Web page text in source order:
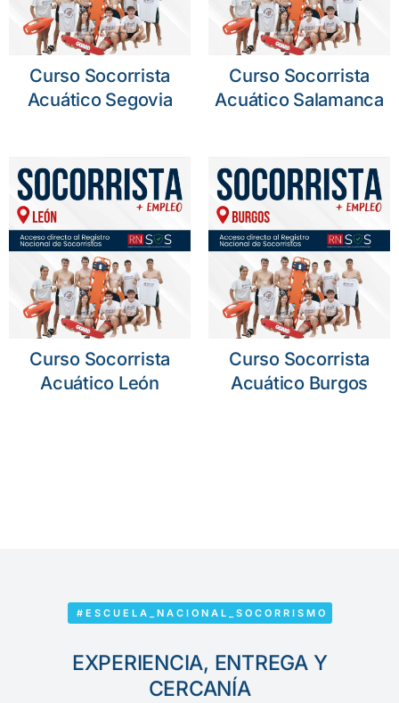
Curso Socorrista
Acuático Segovia
Curso Socorrista
Acuático Salamanca
Curso Socorrista
Acuático León
Curso Socorrista
Acuático Burgos
#ESCUELA_NACIONAL_SOCORRISMO
EXPERIENCIA, ENTREGA Y
CERCANÍA